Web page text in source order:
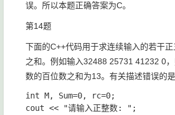
误。所以本题正确答案为C。
第14题
下面的C++代码用于求连续输入的若干
之和。例如输入32488 25731 41232 0
数的百位数之和为13。有关描述错误的是
int M, Sum=0, rc=0;
cout << "请输入正整数: ";